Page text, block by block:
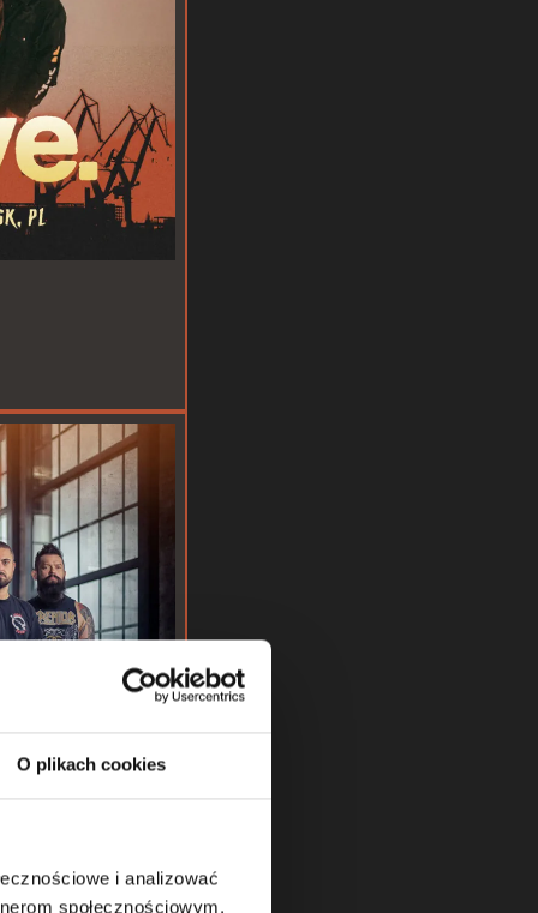
O plikach cookies
i analizować
społecznościowym,